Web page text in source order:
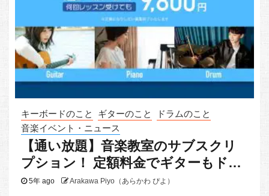
キーボードのこと ギターのこと
ドラムのこと
音楽イベント・ニュース
【通い放題】音楽教室のサブスクリ
プション！ 定額料金でギターもドラ
ムもピアノも
5年 ago Arakawa Piyo（あらかわ ぴよ）